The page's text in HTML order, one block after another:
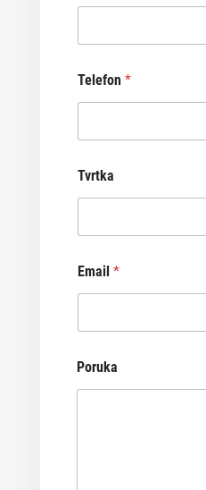
Telefon *
Tvrtka
Email *
Poruka